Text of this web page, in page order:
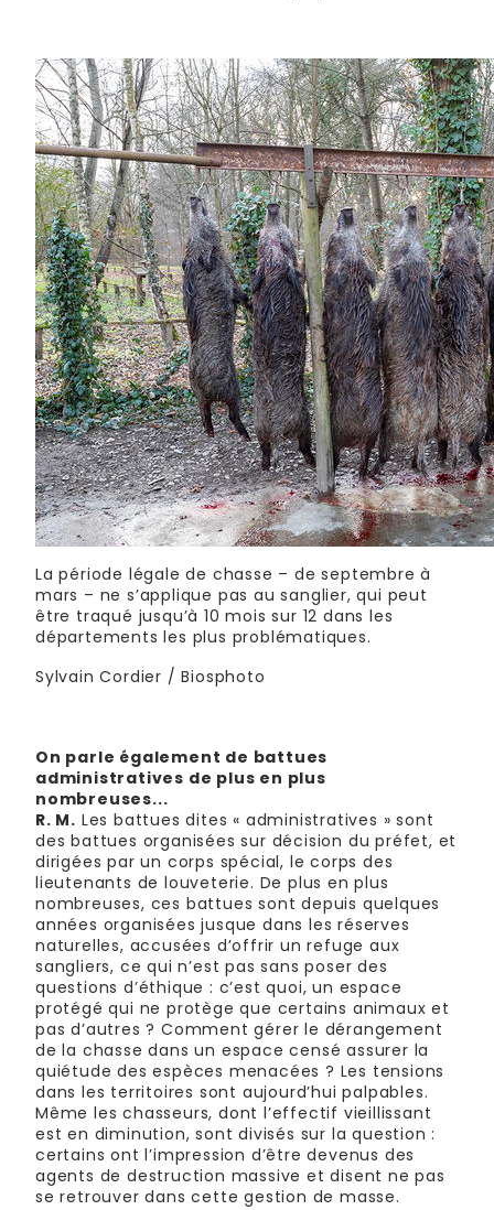
La période légale de chasse – de septembre à
mars – ne s’applique pas au sanglier, qui peut
être traqué jusqu’à 10 mois sur 12 dans les
départements les plus problématiques.
Sylvain Cordier / Biosphoto
On parle également de battues
administratives de plus en plus
nombreuses...
R. M. Les battues dites « administratives » sont
des battues organisées sur décision du préfet, et
dirigées par un corps spécial, le corps des
lieutenants de louveterie. De plus en plus
nombreuses, ces battues sont depuis quelques
années organisées jusque dans les réserves
naturelles, accusées d’offrir un refuge aux
sangliers, ce qui n’est pas sans poser des
questions d’éthique : c’est quoi, un espace
protégé qui ne protège que certains animaux et
pas d’autres ? Comment gérer le dérangement
de la chasse dans un espace censé assurer la
quiétude des espèces menacées ? Les tensions
dans les territoires sont aujourd’hui palpables.
Même les chasseurs, dont l’effectif vieillissant
est en diminution, sont divisés sur la question :
certains ont l’impression d’être devenus des
agents de destruction massive et disent ne pas
se retrouver dans cette gestion de masse.